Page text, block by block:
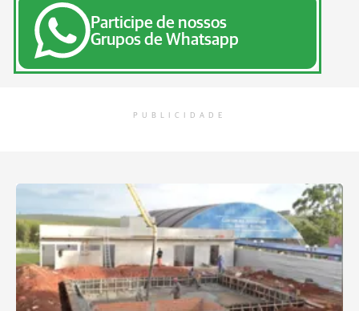
Participe de nossos
Grupos de Whatsapp
PUBLICIDADE